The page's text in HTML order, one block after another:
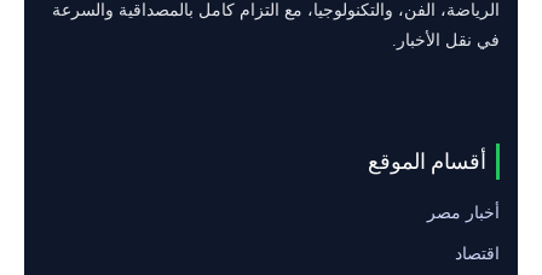
الرياضة، الفن، والتكنولوجيا، مع التزام كامل بالمصداقية والسرعة
في نقل الأخبار.
أقسام الموقع
أخبار مصر
اقتصاد